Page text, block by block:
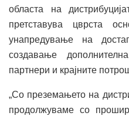
областа на
претставува цврста
унапредување на
создавање
партнери и крајните
„Со преземањето на
продолжуваме со